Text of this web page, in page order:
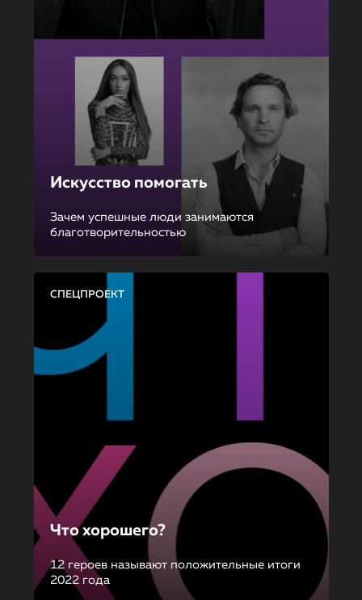
Искусство помогать
Зачем успешные люди занимаются
благотворительностью
СПЕЦПРОЕКТ
Что хорошего?
12 героев называют положительные итоги
2022 года